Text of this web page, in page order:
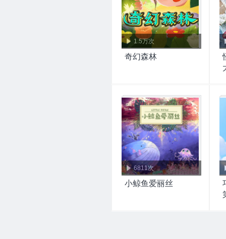
1.5万次
奇幻森林
6811次
小鲸鱼爱丽丝